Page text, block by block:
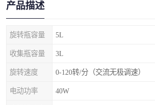
产品描述
旋转瓶容量 5L
收集瓶容量 3L
旋转速度 0-120转/分（交流无极调速）
电动功率 40W